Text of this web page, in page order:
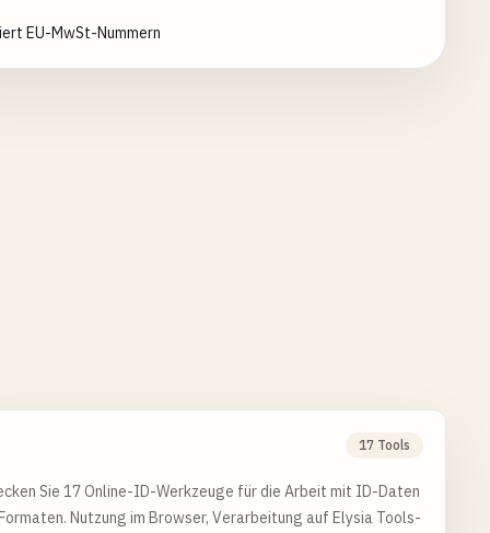
EU-MwSt-Nummern
17 Tools
Sie 17 Online-ID-Werkzeuge für die Arbeit mit ID-Daten
Nutzung im Browser, Verarbeitung auf Elysia Tools-